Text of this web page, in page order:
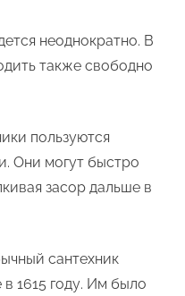
неоднократно. В
также свободно
пользуются
Они могут быстро
засор дальше в
сантехник
1615 году. Им было